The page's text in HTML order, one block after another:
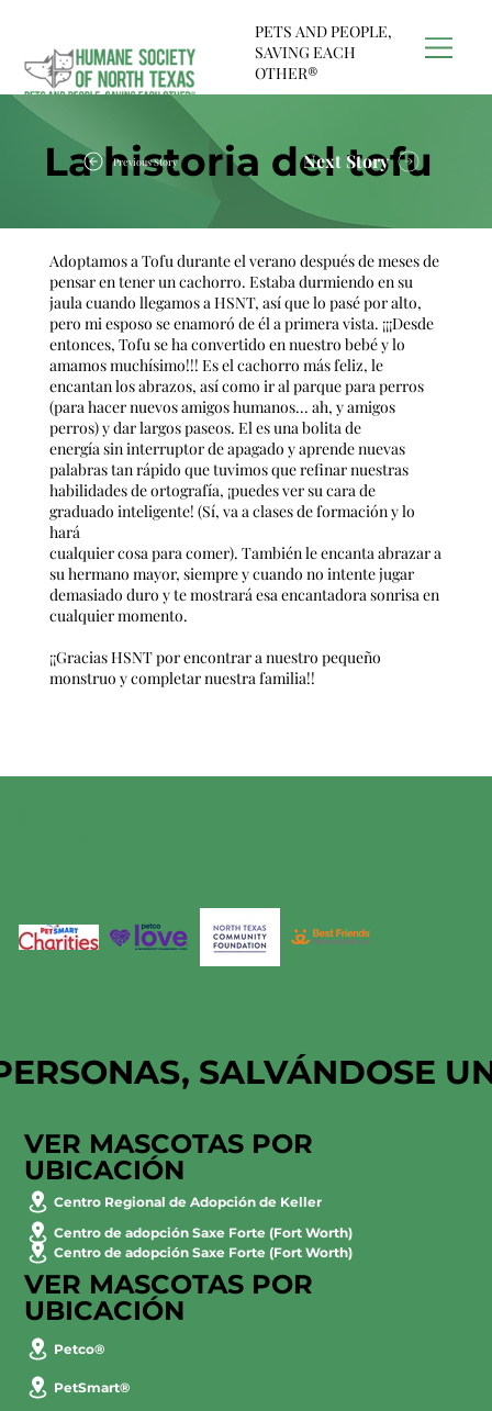
PETS AND PEOPLE,
SAVING EACH
OTHER®
La historia del tofu
Next Story
Previous Story
Adoptamos a Tofu durante el verano después de meses de
pensar en tener un cachorro. Estaba durmiendo en su
jaula cuando llegamos a HSNT, así que lo pasé por alto,
pero mi esposo se enamoró de él a primera vista. ¡¡¡Desde
entonces, Tofu se ha convertido en nuestro bebé y lo
amamos muchísimo!!! Es el cachorro más feliz, le
encantan los abrazos, así como ir al parque para perros
(para hacer nuevos amigos humanos... ah, y amigos
perros) y dar largos paseos. El es una bolita de
energía sin interruptor de apagado y aprende nuevas
palabras tan rápido que tuvimos que refinar nuestras
habilidades de ortografía, ¡puedes ver su cara de
graduado inteligente! (Sí, va a clases de formación y lo
hará
cualquier cosa para comer). También le encanta abrazar a
su hermano mayor, siempre y cuando no intente jugar
demasiado duro y te mostrará esa encantadora sonrisa en
cualquier momento.
¡¡Gracias HSNT por encontrar a nuestro pequeño
monstruo y completar nuestra familia!!
SALVÁNDOSE
VER MASCOTAS POR
UBICACIÓN
Centro Regional de Adopción de Keller
Centro de adopción Saxe Forte (Fort Worth)
Centro de adopción Saxe Forte (Fort Worth)
VER MASCOTAS POR
UBICACIÓN
Petco®
PetSmart®